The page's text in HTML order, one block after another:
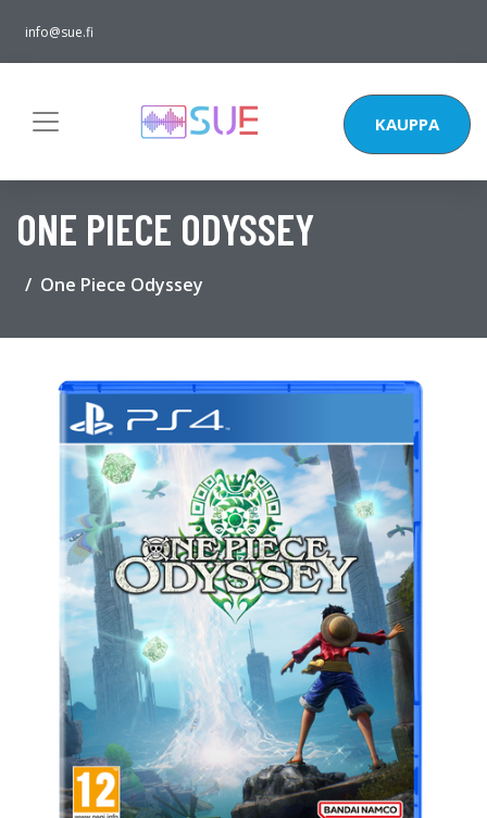
info@sue.fi
KAUPPA
ONE PIECE ODYSSEY
One Piece Odyssey